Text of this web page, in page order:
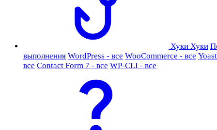
Хуки Хуки
выполнения WordPress - все WooCommerce - все
все Contact Form 7 - все WP-CLI - все